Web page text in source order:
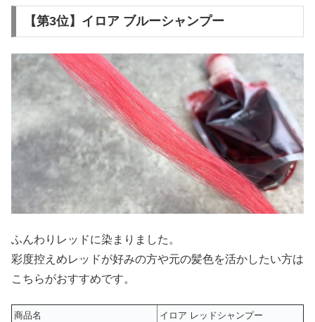
【第3位】イロア ブルーシャンプー
ふんわりレッドに染まりました。
彩度控えめレッドが好みの方や元の髪色を活かしたい方は
こちらがおすすめです。
商品名
イロア レッドシャンプー